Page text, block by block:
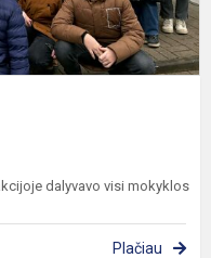
dalyvavo visi mokyklos
Plačiau